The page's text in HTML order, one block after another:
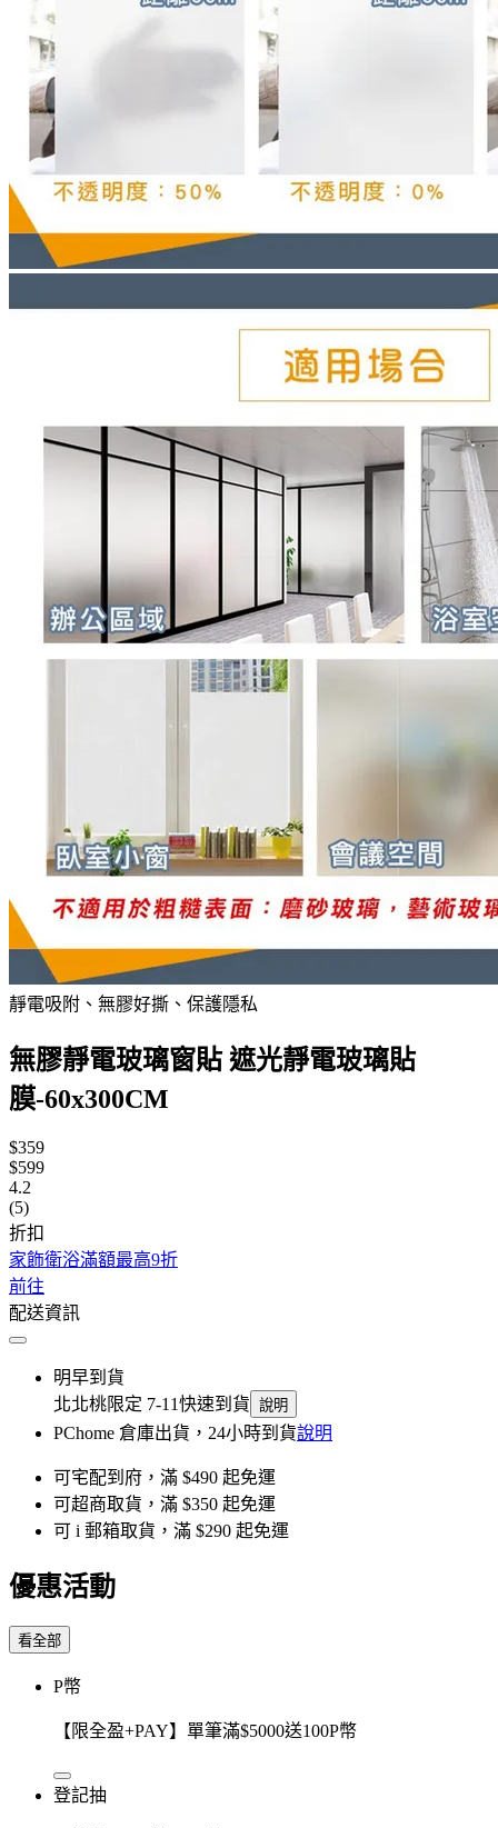
靜電吸附、無膠好撕、保護隱私
無膠靜電玻璃窗貼 遮光靜電玻璃貼
膜-60x300CM
$359
$599
4.2
(5)
折扣
家飾衛浴滿額最高9折
前往
配送資訊
明早到貨
北北桃限定 7-11快速到貨 說明
PChome 倉庫出貨，24小時到貨說明
可宅配到府，滿 $490 起免運
可超商取貨，滿 $350 起免運
可 i 郵箱取貨，滿 $290 起免運
優惠活動
看全部
P幣
【限全盈+PAY】單筆滿$5000送100P幣
登記抽